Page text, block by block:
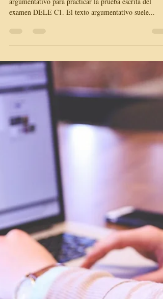
Alice Baraldi
9 mar 2022
2 min de lectura
argumentativo DELE C1 con
consejos
Aquí puedes encontrar un ejemplo de texto
argumentativo para practicar la prueba escrita del
examen DELE C1. El texto argumentativo suele...